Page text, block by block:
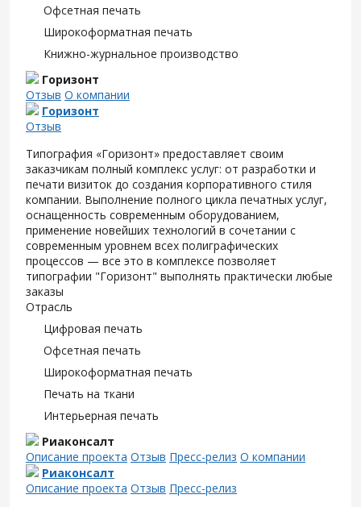
Офсетная печать
Широкоформатная печать
Книжно-журнальное производство
Горизонт
Отзыв О компании
Горизонт
Отзыв
Типография «Горизонт» предоставляет своим
заказчикам полный комплекс услуг: от разработки и
печати визиток до создания корпоративного стиля
компании. Выполнение полного цикла печатных услуг,
оснащенность современным оборудованием,
применение новейших технологий в сочетании с
современным уровнем всех полиграфических
процессов — все это в комплексе позволяет
типографии "Горизонт" выполнять практически любые
заказы
Отрасль
Цифровая печать
Офсетная печать
Широкоформатная печать
Печать на ткани
Интерьерная печать
Риаконсалт
Описание проекта Отзыв Пресс-релиз О компании
Риаконсалт
Описание проекта Отзыв Пресс-релиз